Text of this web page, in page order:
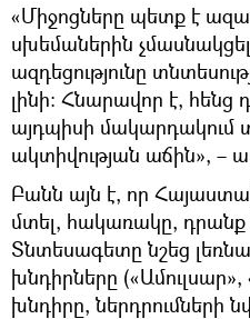
«Միջոցները պետք է
սխեմաներին
ազդեցությունը
լինի։ Հնարավոր է,
այդպիսի մակարդակում
ակտիվության աճին», –
Բանն այն է, որ
մտել, հակառակը, դրանք
Տնտեսագետը նշեց
խնդիրները
խնդիրը, ներդրումների